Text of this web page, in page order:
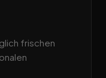
frischen